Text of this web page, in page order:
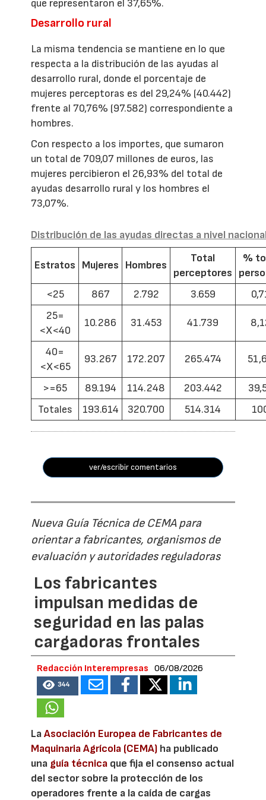
que representaron el 37,65%.
Desarrollo rural
La misma tendencia se mantiene en lo que
respecta a la distribución de las ayudas al
desarrollo rural, donde el porcentaje de
mujeres perceptoras es del 29,24% (40.442)
frente al 70,76% (97.582) correspondiente a
hombres.
Con respecto a los importes, que sumaron
un total de 709,07 millones de euros, las
mujeres percibieron el 26,93% del total de
ayudas desarrollo rural y los hombres el
73,07%.
Distribución de las ayudas directas a nivel
Estratos Mujeres Hombres
Total
perceptores
%
<25
867 2.792 3.659
25=
<X<40
10.286 31.453 41.739
40=
<X<65
93.267 172.207 265.474
>=65 89.194 114.248 203.442
Totales
193.614 320.700 514.314
ver/escribir comentarios
Nueva Guía Técnica de CEMA para
orientar a fabricantes, organismos de
evaluación y autoridades reguladoras
Los fabricantes
impulsan medidas de
seguridad en las palas
cargadoras frontales
Redacción Interempresas 06/08/2026
344
LaAsociación Europea de Fabricantes de
Maquinaria Agrícola (CEMA) ha publicado
una guía técnica que fija el consenso actual
del sector sobre la protección de los
operadores frente a la caída de cargas